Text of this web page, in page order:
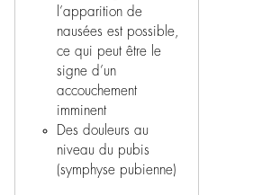
l’apparition de
nausées est possible,
ce qui peut être le
signe d’un
accouchement
imminent
Des douleurs au
niveau du pubis
(symphyse pubienne)